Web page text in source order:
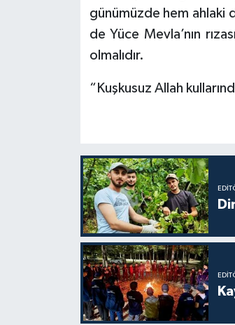
günümüzde hem ahlaki
de Yüce Mevla’nın
olmalıdır.
“Kuşkusuz Allah
Nevşehir Müftülüğü
Ordu Müftülüğü
Rize Müftülüğü
Sakarya Müftülüğü
Samsun Müftülüğü
Siirt Müftülüğü
Sinop Müftülüğü